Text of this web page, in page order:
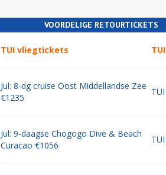
VOORDELIGE RETOURTICKETS
TUI vliegtickets TUI
Jul: 8-dg cruise Oost Middellandse Zee
€1235
TUI
Jul: 9-daagse Chogogo Dive & Beach
Curacao €1056
TUI